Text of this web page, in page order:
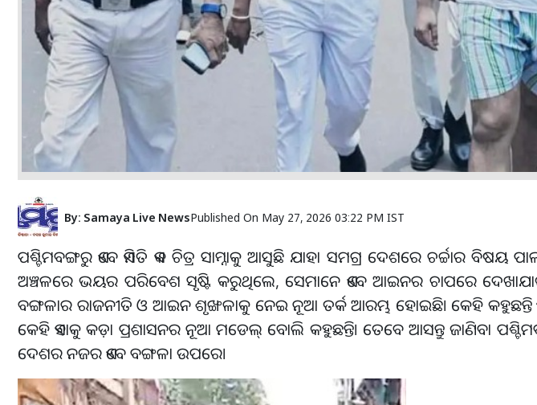
By: Samaya Live NewsPublished On May 27, 2026 03:22 PM IST
ପଶ୍ଚିମବଙ୍ଗରୁ ଏବେ ଏମିତି ଏକ ଚିତ୍ର ସାମ୍ନାକୁ ଆସୁଛି ଯାହା ସମଗ୍ର ଦେଶରେ ଚର୍ଚ୍ଚାର ବିଷୟ
ଅଞ୍ଚଳରେ ଭୟର ପରିବେଶ ସୃଷ୍ଟି କରୁଥିଲେ, ସେମାନେ ଏବେ ଆଇନର ଚାପରେ
ବଙ୍ଗଳାର ରାଜନୀତି ଓ ଆଇନ ଶୃଙ୍ଖଳାକୁ ନେଇ ନୂଆ ତର୍କ ଆରମ୍ଭ ହୋଇଛି। କେହି କହୁଛନ୍ତି
କେହି ଏହାକୁ କଡ଼ା ପ୍ରଶାସନର ନୂଆ ମଡେଲ୍ ବୋଲି କହୁଛନ୍ତି। ତେବେ ଆସନ୍ତୁ ଜାଣିବା
ଦେଶର ନଜର ଏବେ ବଙ୍ଗଳା ଉପରେ।